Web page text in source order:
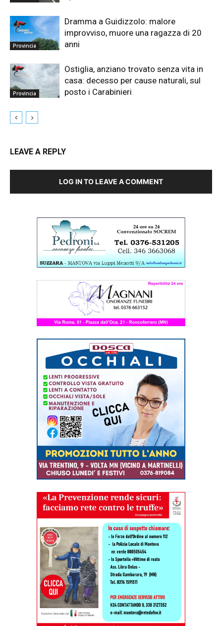
Provincia
Dramma a Guidizzolo: malore
improvviso, muore una ragazza di 20
anni
Provincia
Ostiglia, anziano trovato senza vita in
casa: decesso per cause naturali, sul
posto i Carabinieri
LEAVE A REPLY
LOG IN TO LEAVE A COMMENT